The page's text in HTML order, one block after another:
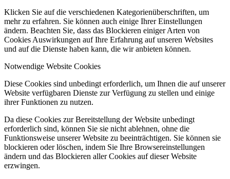
Klicken Sie auf die verschiedenen Kategorienüberschriften, um
mehr zu erfahren. Sie können auch einige Ihrer Einstellungen
ändern. Beachten Sie, dass das Blockieren einiger Arten von
Cookies Auswirkungen auf Ihre Erfahrung auf unseren Websites
und auf die Dienste haben kann, die wir anbieten können.
Notwendige Website Cookies
Diese Cookies sind unbedingt erforderlich, um Ihnen die auf unserer
Website verfügbaren Dienste zur Verfügung zu stellen und einige
ihrer Funktionen zu nutzen.
Da diese Cookies zur Bereitstellung der Website unbedingt
erforderlich sind, können Sie sie nicht ablehnen, ohne die
Funktionsweise unserer Website zu beeinträchtigen. Sie können sie
blockieren oder löschen, indem Sie Ihre Browsereinstellungen
ändern und das Blockieren aller Cookies auf dieser Website
erzwingen.